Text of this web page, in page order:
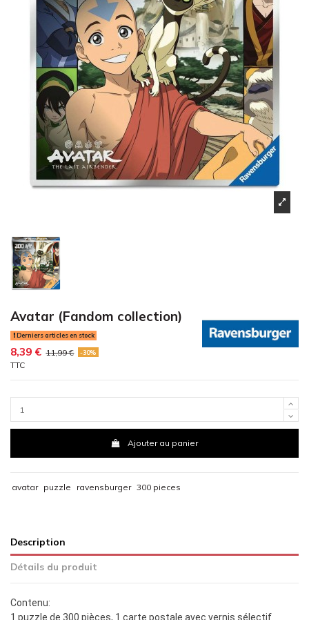
Avatar (Fandom collection)
Derniers articles en stock
8,39 € 11,99 € -30%
TTC
Ajouter au panier
avatar puzzle ravensburger 300 pieces
Description
Détails du produit
Contenu:
1 puzzle de 300 pièces, 1 carte postale avec vernis sélectif